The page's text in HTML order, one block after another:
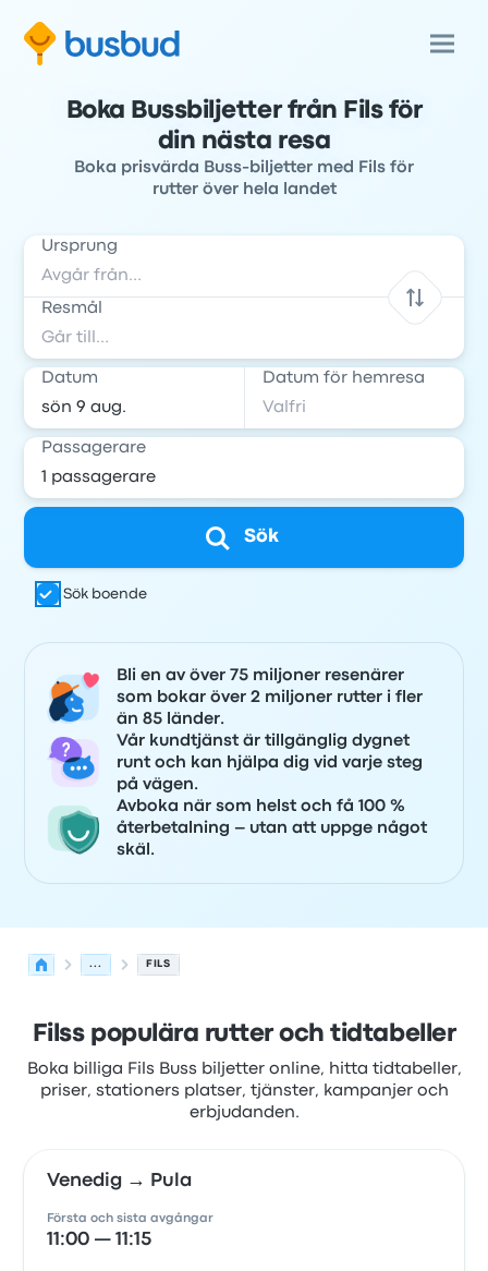
Boka Bussbiljetter från Fils för
din nästa resa
Boka prisvärda Buss-biljetter med Fils för
rutter över hela landet
Ursprung
Resmål
Datum Datum för hemresa
Passagerare
Sök
Sök boende
Bli en av över 75 miljoner resenärer
som bokar över 2 miljoner rutter i fler
än 85 länder.
Vår kundtjänst är tillgänglig dygnet
runt och kan hjälpa dig vid varje steg
på vägen.
Avboka när som helst och få 100 %
återbetalning – utan att uppge något
skäl.
... FILS
Filss populära rutter och tidtabeller
Boka billiga Fils Buss biljetter online, hitta tidtabeller,
priser, stationers platser, tjänster, kampanjer och
erbjudanden.
Venedig → Pula
Första och sista avgångar
11:00 — 11:15